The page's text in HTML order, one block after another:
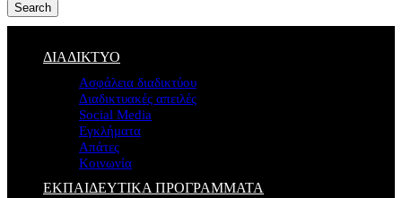
Search
ΔΙΑΔΙΚΤΥΟ
Ασφάλεια διαδικτύου
Διαδικτυακές απειλές
Social Media
Εγκλήματα
Απάτες
Κοινωνία
ΕΚΠΑΙΔΕΥΤΙΚΑ ΠΡΟΓΡΑΜΜΑΤΑ